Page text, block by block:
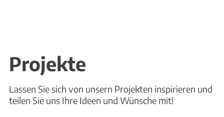
Projekte
Lassen Sie sich von unsern Projekten inspirieren und
teilen Sie uns Ihre Ideen und Wünsche mit!